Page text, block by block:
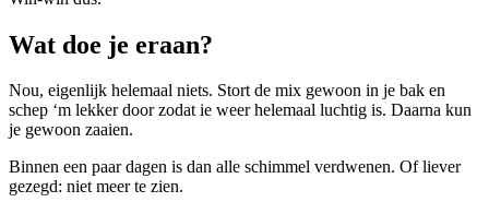
Wat doe je eraan?
Nou, eigenlijk helemaal niets. Stort de mix gewoon in je bak en
schep ‘m lekker door zodat ie weer helemaal luchtig is. Daarna kun
je gewoon zaaien.
Binnen een paar dagen is dan alle schimmel verdwenen. Of liever
gezegd: niet meer te zien.